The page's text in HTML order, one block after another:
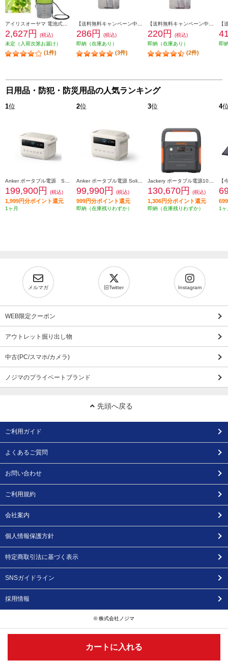
カートに入れる
2,627円
(税込)
未定（入荷次第お届け）
(1件)
286円
(税込)
即納（在庫あり）
(3件)
220円
(税込)
即納（在庫あり）
(2件)
即
日用品・防犯・防災用品の人気ランキング
1位
199,900円 (税込)
1,999円分ポイント還元
1ヶ月
2位
99,990円 (税込)
999円分ポイント還元
即納（在庫残りわずか）
3位
130,670円 (税込)
1,306円分ポイント還元
即納（在庫残りわずか）
4
1ヶ
メルマガ 旧Twitter Instagram
WEB限定クーポン
アウトレット掘り出し物
中古(PC/スマホ/カメラ)
ノジマのプライベートブランド
先頭へ戻る
ご利用ガイド
よくあるご質問
お問い合わせ
ご利用規約
会社案内
個人情報保護方針
特定商取引法に基づく表示
SNSガイドライン
採用情報
© 株式会社ノジマ